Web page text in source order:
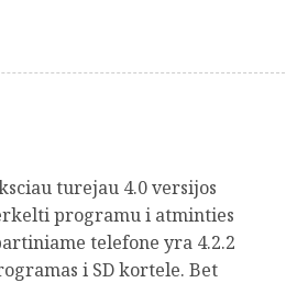
turejau 4.0 versijos
programu i atminties
telefone yra 4.2.2
i SD kortele. Bet